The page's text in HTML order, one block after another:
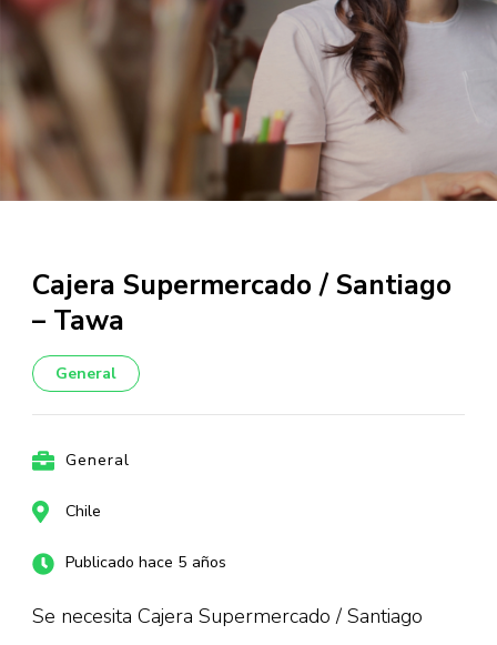
Cajera Supermercado / Santiago
– Tawa
General
General
Chile
Publicado hace 5 años
Se necesita Cajera Supermercado / Santiago